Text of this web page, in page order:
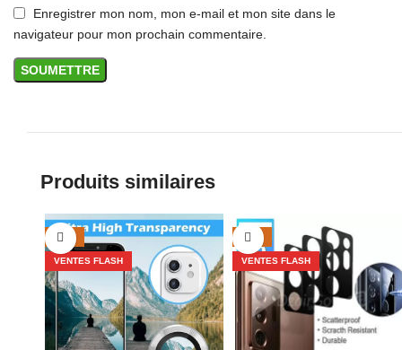
Enregistrer mon nom, mon e-mail et mon site dans le
navigateur pour mon prochain commentaire.
Produits similaires
-50%
VENTES FLASH
-50%
VENTES FLASH